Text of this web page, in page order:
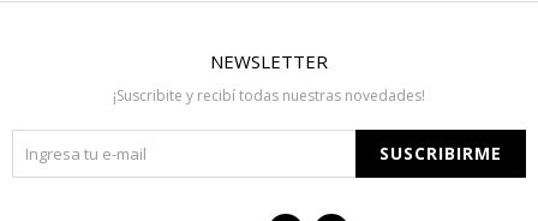
NEWSLETTER
¡Suscribite y recibí todas nuestras novedades!
SUSCRIBIRME